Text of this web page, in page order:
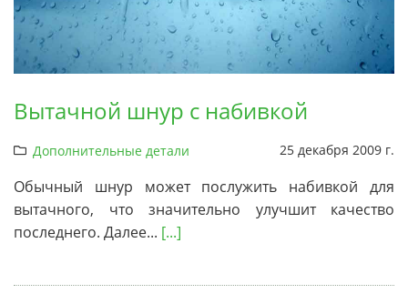
Вытачной шнур с набивкой
Дополнительные детали 25 декабря 2009 г.
Обычный шнур может послужить набивкой для
вытачного, что значительно улучшит качество
последнего. Далее... [...]